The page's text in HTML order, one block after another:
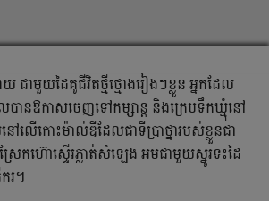
ជាមួយដៃគូជីវិតថ្មីថ្មោងរៀងៗខ្លួន អ្នកដែល
បានឱកាសចេញទៅកម្សាន្ដ និងក្រេបទឹកឃ្មុំនៅ
លើកោះម៉ាល់ឌីដែលជាទីប្រាថ្នារបស់ខ្លួនជា
ែកហ៊ោស្ទើរភ្លាត់សំឡេង អមជាមួយស្នូរទះដៃ
រ។